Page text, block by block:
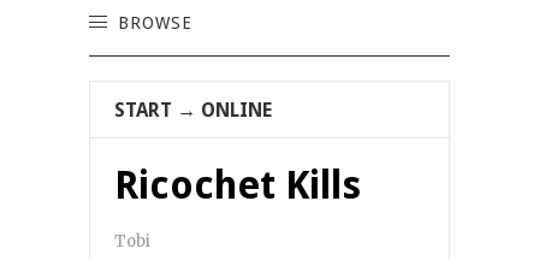
BROWSE
START → ONLINE
Ricochet Kills
Tobi